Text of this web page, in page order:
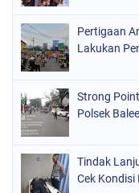
Pertigaan
Lakukan
Strong
Polsek
Tindak
Cek Kondisi